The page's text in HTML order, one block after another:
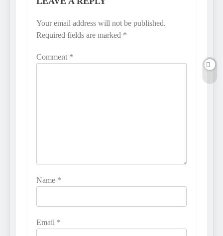
Your email address will not be published.
Required fields are marked *
Comment *
Name *
Email *